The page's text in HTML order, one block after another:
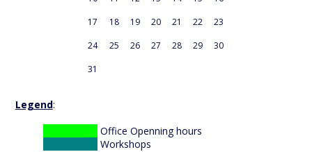
17
18 19 20 21 22
23
24
25 26 27 28 29
30
31
Legend:
Office Openning hours
Workshops